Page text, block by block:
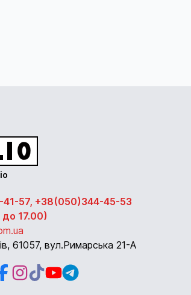
57, +38(050)344-45-53
17.00)
, 61057, вул.Римарська 21-А
Instagram
Instagram
YoutubeTelegram